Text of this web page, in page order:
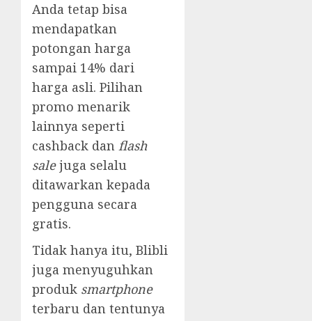
Anda tetap bisa
mendapatkan
potongan harga
sampai 14% dari
harga asli. Pilihan
promo menarik
lainnya seperti
cashback dan flash
salejuga selalu
ditawarkan kepada
pengguna secara
gratis.
Tidak hanya itu, Blibli
juga menyuguhkan
produk smartphone
terbaru dan tentunya